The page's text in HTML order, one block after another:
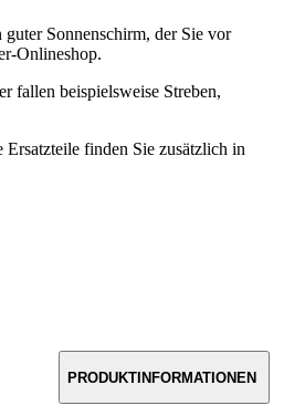
Sonnenschirm, der Sie vor
Onlineshop.
fallen beispielsweise Streben,
finden Sie zusätzlich in
PRODUKTINFORMATIONEN